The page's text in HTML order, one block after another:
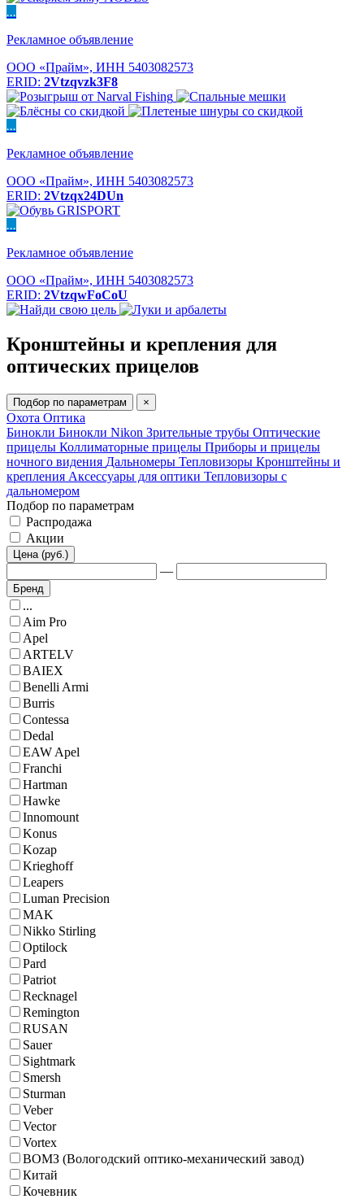
...
Рекламное объявление
ООО «Прайм», ИНН 5403082573
ERID: 2Vtzqvzk3F8
...
Рекламное объявление
ООО «Прайм», ИНН 5403082573
ERID: 2Vtzqx24DUn
...
Рекламное объявление
ООО «Прайм», ИНН 5403082573
ERID: 2VtzqwFoCoU
Кронштейны и крепления для
оптических прицелов
Подбор по параметрам ×
Охота Оптика
Бинокли Бинокли Nikon Зрительные трубы Оптические
прицелы Коллиматорные прицелы Приборы и прицелы
ночного видения Дальномеры Тепловизоры Кронштейны и
крепления Аксессуары для оптики Тепловизоры с
дальномером
Подбор по параметрам
Распродажа
Акции
Цена (руб.)
—
Бренд
...
Aim Pro
Apel
ARTELV
BAIEX
Benelli Armi
Burris
Contessa
Dedal
EAW Apel
Franchi
Hartman
Hawke
Innomount
Konus
Kozap
Krieghoff
Leapers
Luman Precision
MAK
Nikko Stirling
Optilock
Pard
Patriot
Recknagel
Remington
RUSAN
Sauer
Sightmark
Smersh
Sturman
Veber
Vector
Vortex
ВОМЗ (Вологодский оптико-механический завод)
Китай
Кочевник